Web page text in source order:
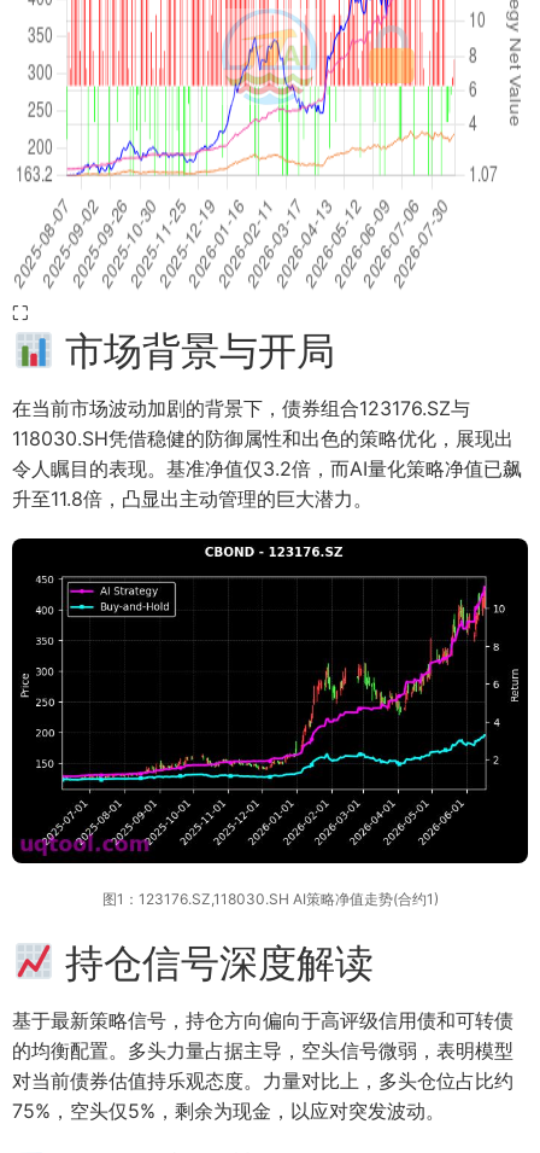
⛶
市场背景与开局
在当前市场波动加剧的背景下，债券组合123176.SZ与
118030.SH凭借稳健的防御属性和出色的策略优化，展现出
令人瞩目的表现。基准净值仅3.2倍，而AI量化策略净值已飙
升至11.8倍，凸显出主动管理的巨大潜力。
图1：123176.SZ,118030.SH AI策略净值走势(合约1)
持仓信号深度解读
基于最新策略信号，持仓方向偏向于高评级信用债和可转债
的均衡配置。多头力量占据主导，空头信号微弱，表明模型
对当前债券估值持乐观态度。力量对比上，多头仓位占比约
75%，空头仅5%，剩余为现金，以应对突发波动。